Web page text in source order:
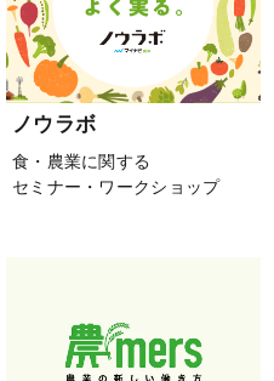
ノウラボ
食・農業に関する
セミナー・ワークショップ